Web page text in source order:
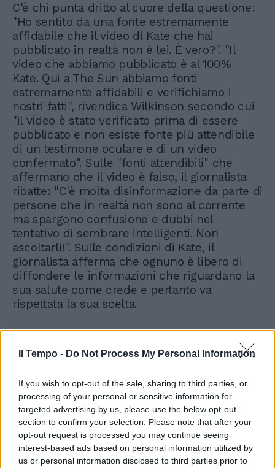
Il Tempo - Do Not Process My Personal Information
If you wish to opt-out of the sale, sharing to third parties, or
processing of your personal or sensitive information for
targeted advertising by us, please use the below opt-out
section to confirm your selection. Please note that after your
opt-out request is processed you may continue seeing
interest-based ads based on personal information utilized by
us or personal information disclosed to third parties prior to
C'è chi punta dritto al cuore della questione:
"Ho sentito da una fonte estremamente
affidabile che il video di Kate che hai
pubblicato in realtà non è lei. È vero?". "Il
video che abbiamo pubblicato è al 100%
Kate. Qui a The Sun abbiamo fonti
estremamente affidabili e verifichiamo i
nostri fatti", rivendica Wilkinson secondo cui
"il video è stato verificato prima di essere
pubblicato e non esiste fonte più attendibile
di un testimone oculare e di un video
confermato". Sulle "fonti attendibili" che
affermano che il video è falso, il giornalista
ribatte: "C'è molta disinformazione da parte di
persone che in realtà non sono al corrente
ma spargono confusione e dubbi nel
tentativo di sembrare intelligenti. Non
ascoltarli!". Sulle condizioni di Kate, il
giornalista afferma che ognuno è libero di
diffondere le informazioni che riguardano la
sua salute come crede e pertanto va
rispettata la sua scelta.
Kate non la passa liscia,
l'esperto: "Imperdonabile
essere ingannati"